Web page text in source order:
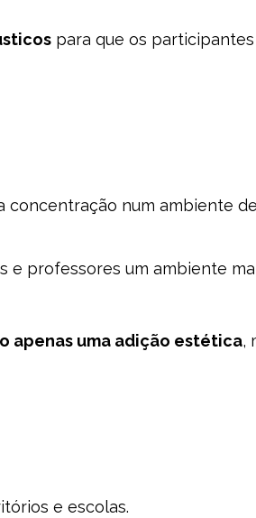
para que os participantes
concentração num ambiente de
e professores um ambiente
apenas uma adição estética,
e escolas.